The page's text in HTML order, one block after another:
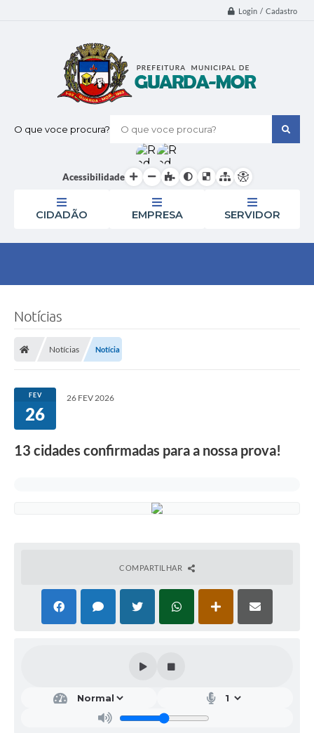
Login / Cadastro
O que voce procura?
Acessibilidade
CIDADÃO EMPRESA SERVIDOR
Notícias
Notícias Notícia
FEV
26
26 FEV 2026
13 cidades confirmadas para a nossa prova!
COMPARTILHAR